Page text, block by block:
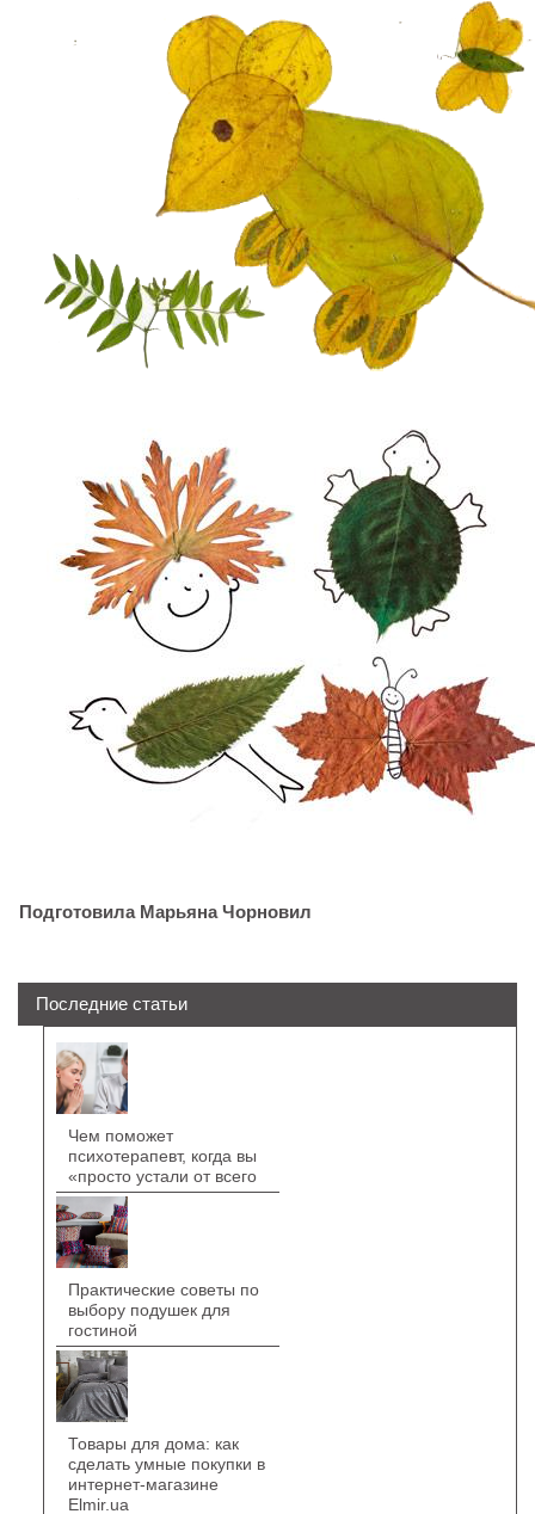
Подготовила Марьяна Чорновил
Последние статьи
Чем поможет
психотерапевт, когда вы
«просто устали от всего
Практические советы по
выбору подушек для
гостиной
Товары для дома: как
сделать умные покупки в
интернет-магазине
Elmir.ua